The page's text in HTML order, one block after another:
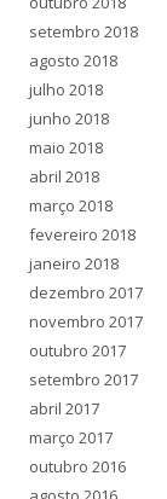
setembro 2018
agosto 2018
julho 2018
junho 2018
maio 2018
abril 2018
março 2018
fevereiro 2018
janeiro 2018
dezembro 2017
novembro 2017
outubro 2017
setembro 2017
abril 2017
março 2017
outubro 2016